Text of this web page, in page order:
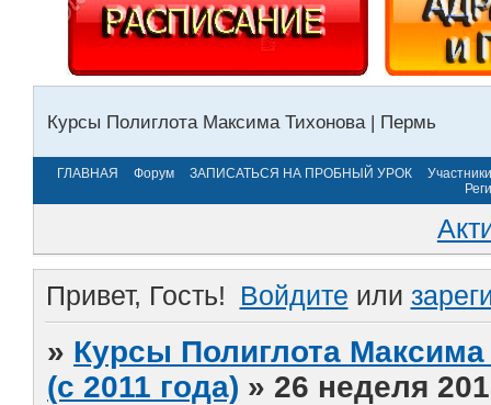
Курсы Полиглота Максима Тихонова | Пермь
ГЛАВНАЯ Форум ЗАПИСАТЬСЯ НА ПРОБНЫЙ УРОК
Участники
Привет, Гость! Войдите или
» Курсы Полиглота
(с 2011 года) » 26 неделя